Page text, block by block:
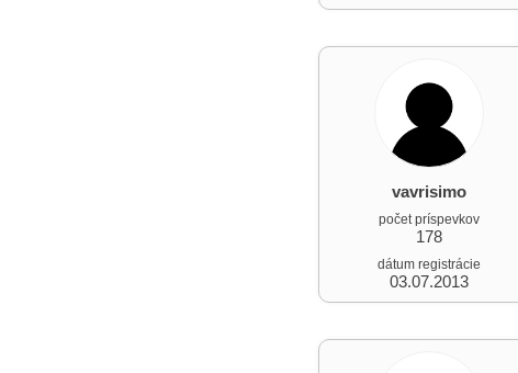
vavrisimo
počet príspevkov
178
dátum registrácie
03.07.2013